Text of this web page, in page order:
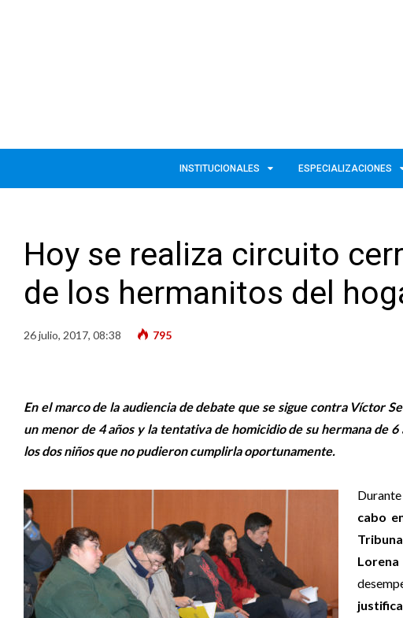
INSTITUCIONALES ESPECIALIZACIONES
Hoy se realiza circuito
de los hermanitos del
26 julio, 2017, 08:38 795
En el marco de la audiencia de debate que se sigue contra Víctor
un menor de 4 años y la tentativa de homicidio de su hermana de
los dos niños que no pudieron cumplirla oportunamente.
cabo